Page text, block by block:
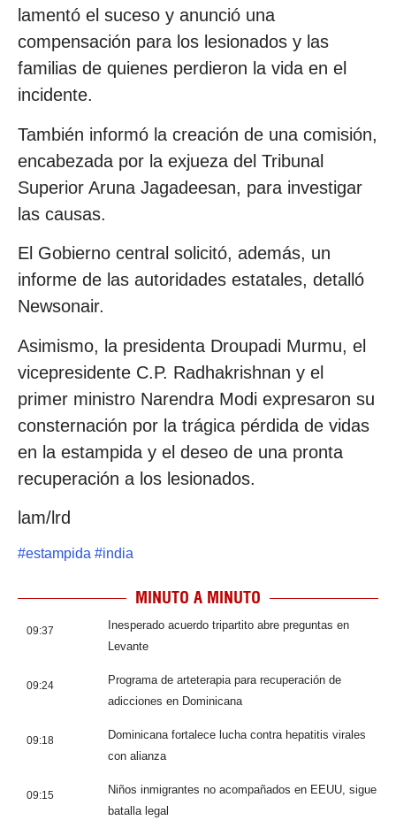
lamentó el suceso y anunció una
compensación para los lesionados y las
familias de quienes perdieron la vida en el
incidente.
También informó la creación de una comisión,
encabezada por la exjueza del Tribunal
Superior Aruna Jagadeesan, para investigar
las causas.
El Gobierno central solicitó, además, un
informe de las autoridades estatales, detalló
Newsonair.
Asimismo, la presidenta Droupadi Murmu, el
vicepresidente C.P. Radhakrishnan y el
primer ministro Narendra Modi expresaron su
consternación por la trágica pérdida de vidas
en la estampida y el deseo de una pronta
recuperación a los lesionados.
lam/lrd
#estampida #india
MINUTO A MINUTO
09:37
Inesperado acuerdo tripartito abre preguntas en
Levante
09:24
Programa de arteterapia para recuperación de
adicciones en Dominicana
09:18
Dominicana fortalece lucha contra hepatitis virales
con alianza
09:15
Niños inmigrantes no acompañados en EEUU, sigue
batalla legal